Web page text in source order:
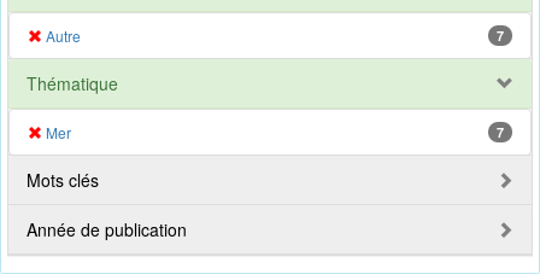
Autre 7
Thématique
Mer 7
Mots clés
Année de publication